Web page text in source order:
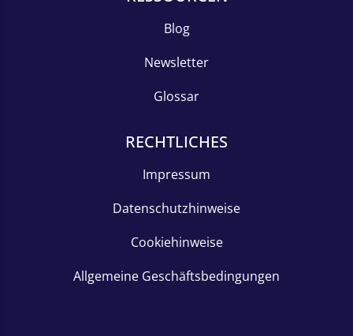
Blog
Newsletter
Glossar
RECHTLICHES
Impressum
Datenschutzhinweise
Cookiehinweise
Allgemeine Geschäftsbedingungen